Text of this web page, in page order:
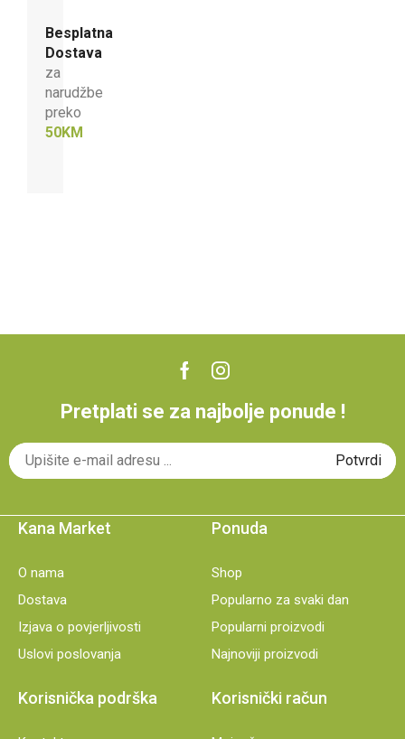
Besplatna
Dostava
za
narudžbe
preko
50KM
Pretplati se za najbolje ponude !
Kana Market
O nama
Dostava
Izjava o povjerljivosti
Uslovi poslovanja
Ponuda
Shop
Popularno za svaki dan
Popularni proizvodi
Najnoviji proizvodi
Korisnička podrška Korisnički račun